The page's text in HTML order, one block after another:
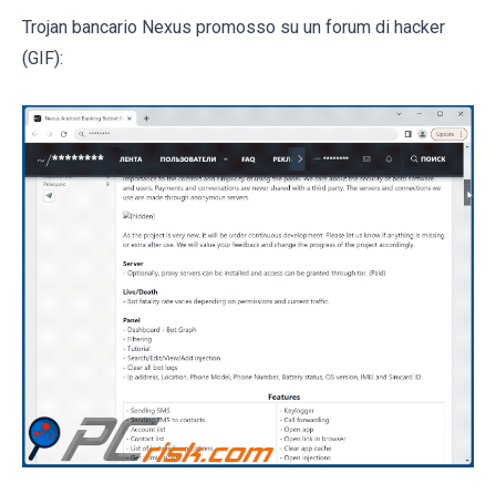
Trojan bancario Nexus promosso su un forum di hacker
(GIF):